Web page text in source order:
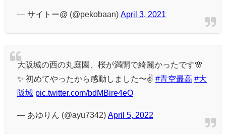
— サイトー@ (@pekobaan) April 3, 2021
大阪城の西の丸庭園、桜が満開で綺麗かったです🌸
✨ 初めてやったから感動しました〜✌️ #青空最高 #大
阪城 pic.twitter.com/bdMBire4eO
— あゆりん (@ayu7342) April 5, 2022